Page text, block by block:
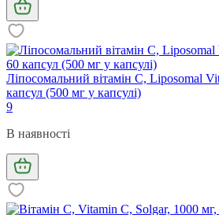
Ліпосомальний вітамін С, Liposomal
капсул (500 мг у капсулі)
9
В наявності